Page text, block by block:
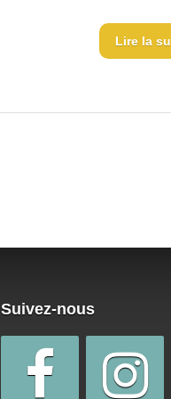
Lire la
Suivez-nous